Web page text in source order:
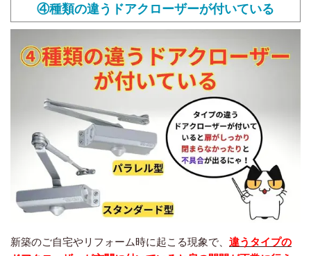
④種類の違うドアクローザーが付いている
新築のご自宅やリフォーム時に起こる現象で、 違うタイプの